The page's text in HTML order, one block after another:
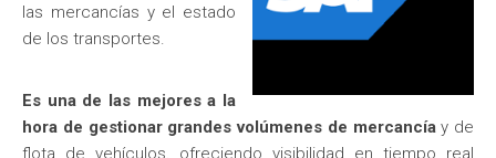
las mercancías y el estado
de los transportes.
Es una de las mejores a la
hora de gestionar grandes volúmenes de mercancíay de
flota de vehículos, ofreciendo visibilidad en tiempo real